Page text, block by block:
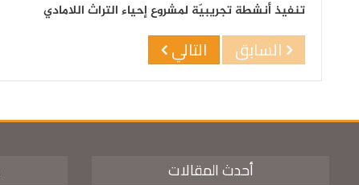
تنفيذ أنشطة تجريبيّة لمشروع إحياء التراث اللامادي
السابق التالي
أحدث المقالات